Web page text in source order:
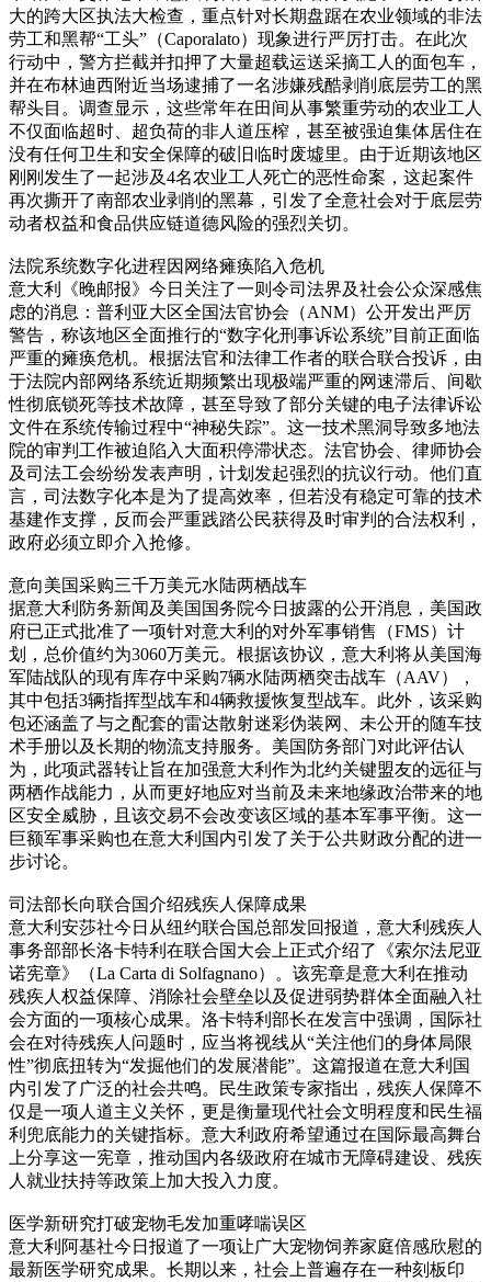
大的跨大区执法大检查，重点针对长期盘踞在农业领域的非法
劳工和黑帮“工头”（Caporalato）现象进行严厉打击。在此次
行动中，警方拦截并扣押了大量超载运送采摘工人的面包车，
并在布林迪西附近当场逮捕了一名涉嫌残酷剥削底层劳工的黑
帮头目。调查显示，这些常年在田间从事繁重劳动的农业工人
不仅面临超时、超负荷的非人道压榨，甚至被强迫集体居住在
没有任何卫生和安全保障的破旧临时废墟里。由于近期该地区
刚刚发生了一起涉及4名农业工人死亡的恶性命案，这起案件
再次撕开了南部农业剥削的黑幕，引发了全意社会对于底层劳
动者权益和食品供应链道德风险的强烈关切。
法院系统数字化进程因网络瘫痪陷入危机
意大利《晚邮报》今日关注了一则令司法界及社会公众深感焦
虑的消息：普利亚大区全国法官协会（ANM）公开发出严厉
警告，称该地区全面推行的“数字化刑事诉讼系统”目前正面临
严重的瘫痪危机。根据法官和法律工作者的联合联合投诉，由
于法院内部网络系统近期频繁出现极端严重的网速滞后、间歇
性彻底锁死等技术故障，甚至导致了部分关键的电子法律诉讼
文件在系统传输过程中“神秘失踪”。这一技术黑洞导致多地法
院的审判工作被迫陷入大面积停滞状态。法官协会、律师协会
及司法工会纷纷发表声明，计划发起强烈的抗议行动。他们直
言，司法数字化本是为了提高效率，但若没有稳定可靠的技术
基建作支撑，反而会严重践踏公民获得及时审判的合法权利，
政府必须立即介入抢修。
意向美国采购三千万美元水陆两栖战车
据意大利防务新闻及美国国务院今日披露的公开消息，美国政
府已正式批准了一项针对意大利的对外军事销售（FMS）计
划，总价值约为3060万美元。根据该协议，意大利将从美国海
军陆战队的现有库存中采购7辆水陆两栖突击战车（AAV），
其中包括3辆指挥型战车和4辆救援恢复型战车。此外，该采购
包还涵盖了与之配套的雷达散射迷彩伪装网、未公开的随车技
术手册以及长期的物流支持服务。美国防务部门对此评估认
为，此项武器转让旨在加强意大利作为北约关键盟友的远征与
两栖作战能力，从而更好地应对当前及未来地缘政治带来的地
区安全威胁，且该交易不会改变该区域的基本军事平衡。这一
巨额军事采购也在意大利国内引发了关于公共财政分配的进一
步讨论。
司法部长向联合国介绍残疾人保障成果
意大利安莎社今日从纽约联合国总部发回报道，意大利残疾人
事务部部长洛卡特利在联合国大会上正式介绍了《索尔法尼亚
诺宪章》（La Carta di Solfagnano）。该宪章是意大利在推动
残疾人权益保障、消除社会壁垒以及促进弱势群体全面融入社
会方面的一项核心成果。洛卡特利部长在发言中强调，国际社
会在对待残疾人问题时，应当将视线从“关注他们的身体局限
性”彻底扭转为“发掘他们的发展潜能”。这篇报道在意大利国
内引发了广泛的社会共鸣。民生政策专家指出，残疾人保障不
仅是一项人道主义关怀，更是衡量现代社会文明程度和民生福
利兜底能力的关键指标。意大利政府希望通过在国际最高舞台
上分享这一宪章，推动国内各级政府在城市无障碍建设、残疾
人就业扶持等政策上加大投入力度。
医学新研究打破宠物毛发加重哮喘误区
意大利阿基社今日报道了一项让广大宠物饲养家庭倍感欣慰的
最新医学研究成果。长期以来，社会上普遍存在一种刻板印